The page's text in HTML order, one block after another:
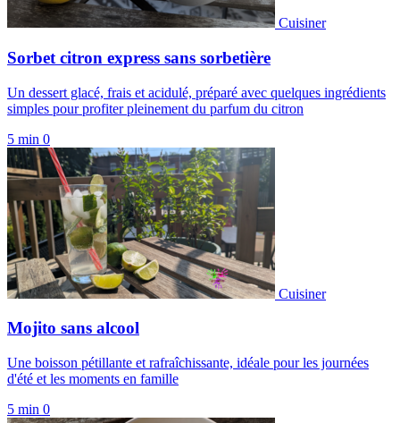
Cuisiner
Sorbet citron express sans sorbetière
Un dessert glacé, frais et acidulé, préparé avec quelques ingrédients
simples pour profiter pleinement du parfum du citron
5 min 0
Cuisiner
Mojito sans alcool
Une boisson pétillante et rafraîchissante, idéale pour les journées
d'été et les moments en famille
5 min 0